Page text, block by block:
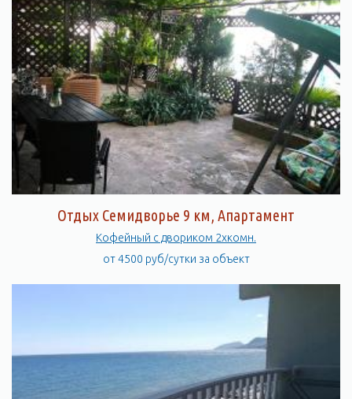
Отдых Семидворье 9 км, Апартамент
Кофейный с двориком 2хкомн.
от 4500 руб/сутки за объект